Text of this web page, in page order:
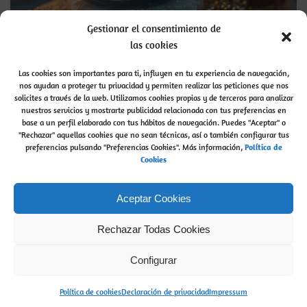
Gestionar el consentimiento de
las cookies
Las cookies son importantes para ti, influyen en tu experiencia de navegación,
nos ayudan a proteger tu privacidad y permiten realizar las peticiones que nos
solicites a través de la web. Utilizamos cookies propias y de terceros para analizar
nuestros servicios y mostrarte publicidad relacionada con tus preferencias en
base a un perfil elaborado con tus hábitos de navegación. Puedes "Aceptar" o
"Rechazar" aquellas cookies que no sean técnicas, así o también configurar tus
preferencias pulsando "Preferencias Cookies". Más información, Política de
Cookies
Aceptar Cookies
Rechazar Todas Cookies
Configurar
Política de cookiesDeclaración de privacidadImpressum
Vampiros energéticos
Los Vampiros energéticos son aquellas personas
que tienen la capacidad de agotar y drenar la
energía […]
admin read more...
Buscar